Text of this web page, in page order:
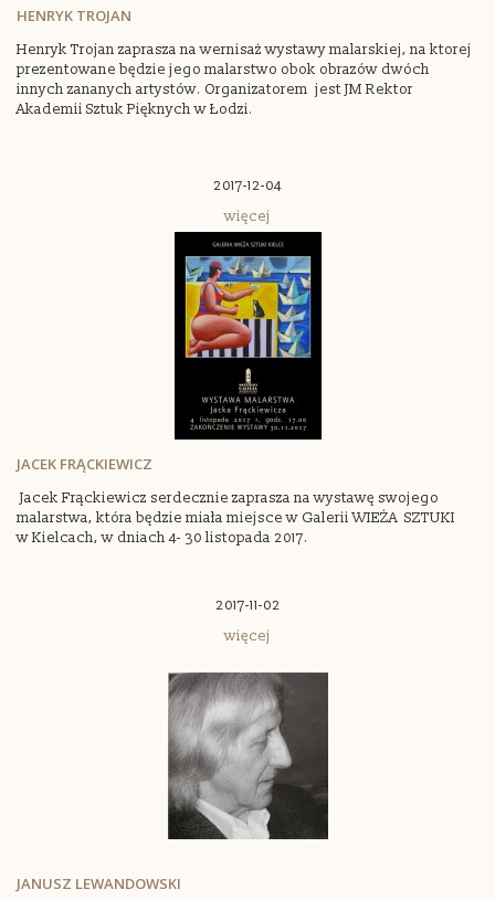
HENRYK TROJAN
Henryk Trojan zaprasza na wernisaż wystawy malarskiej, na ktorej
prezentowane będzie jego malarstwo obok obrazów dwóch
innych zananych artystów. Organizatorem jest JM Rektor
Akademii Sztuk Pięknych w Łodzi.
2017-12-04
więcej
JACEK FRĄCKIEWICZ
Jacek Frąckiewicz serdecznie zaprasza na wystawę swojego
malarstwa, która będzie miała miejsce w Galerii WIEŻA SZTUKI
w Kielcach, w dniach 4- 30 listopada 2017.
2017-11-02
więcej
JANUSZ LEWANDOWSKI